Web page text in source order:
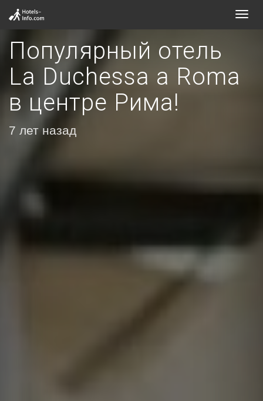
Популярный отель
La Duchessa a Roma
в центре Рима!
7 лет назад